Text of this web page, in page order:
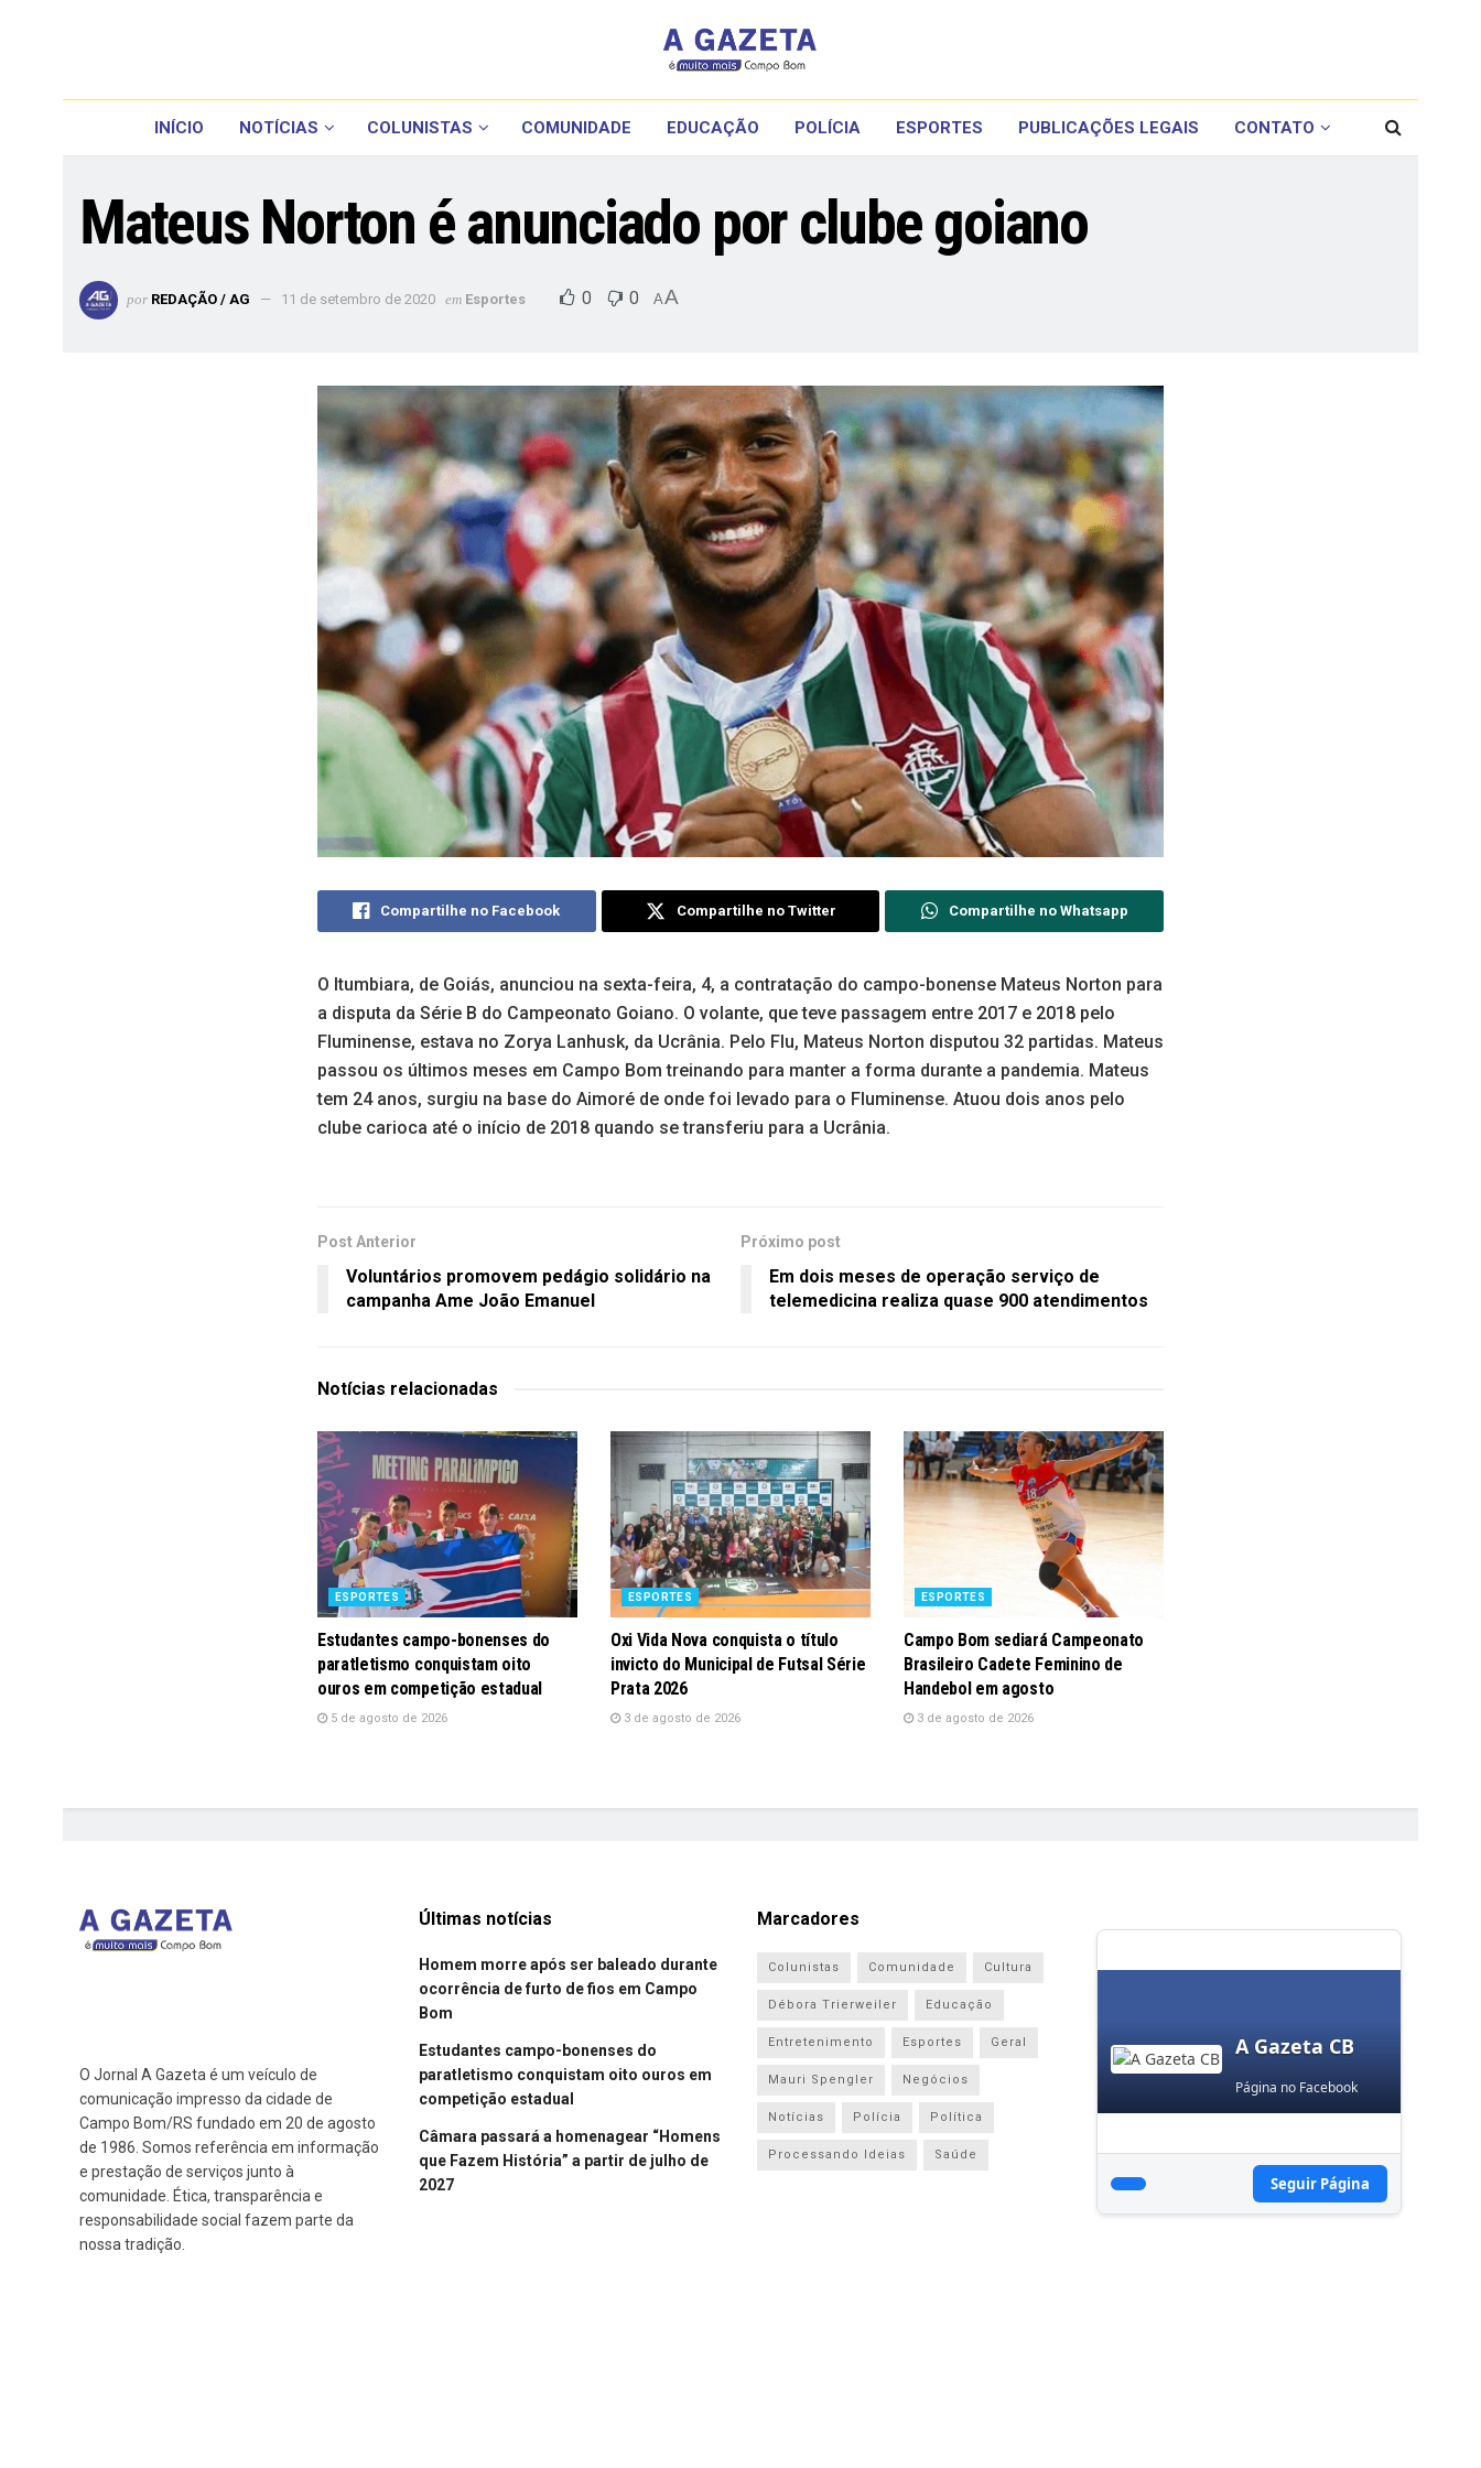
INÍCIO NOTÍCIAS COLUNISTAS COMUNIDADE EDUCAÇÃO POLÍCIA ESPORTES PUBLICAÇÕES LEGAIS CONTATO
Mateus Norton é anunciado por clube goiano
por REDAÇÃO / AG 11 de setembro de 2020 em Esportes 0 0 AA
Compartilhe no Facebook Compartilhe no Twitter Compartilhe no Whatsapp
O Itumbiara, de Goiás, anunciou na sexta-feira, 4, a contratação do campo-bonense Mateus Norton para
a disputa da Série B do Campeonato Goiano. O volante, que teve passagem entre 2017 e 2018 pelo
Fluminense, estava no Zorya Lanhusk, da Ucrânia. Pelo Flu, Mateus Norton disputou 32 partidas. Mateus
passou os últimos meses em Campo Bom treinando para manter a forma durante a pandemia. Mateus
tem 24 anos, surgiu na base do Aimoré de onde foi levado para o Fluminense. Atuou dois anos pelo
clube carioca até o início de 2018 quando se transferiu para a Ucrânia.
Post Anterior
Voluntários promovem pedágio solidário na
campanha Ame João Emanuel
Próximo post
Em dois meses de operação serviço de
telemedicina realiza quase 900 atendimentos
Notícias relacionadas
ESPORTES
Estudantes campo-bonenses do
paratletismo conquistam oito
ouros em competição estadual
5 de agosto de 2026
ESPORTES
Oxi Vida Nova conquista o título
invicto do Municipal de Futsal Série
Prata 2026
3 de agosto de 2026
ESPORTES
Campo Bom sediará Campeonato
Brasileiro Cadete Feminino de
Handebol em agosto
3 de agosto de 2026
O Jornal A Gazeta é um veículo de
comunicação impresso da cidade de
Campo Bom/RS fundado em 20 de agosto
de 1986. Somos referência em informação
e prestação de serviços junto à
comunidade. Ética, transparência e
responsabilidade social fazem parte da
nossa tradição.
Últimas notícias
Homem morre após ser baleado durante
ocorrência de furto de fios em Campo
Bom
Estudantes campo-bonenses do
paratletismo conquistam oito ouros em
competição estadual
Câmara passará a homenagear “Homens
que Fazem História” a partir de julho de
2027
Marcadores
Colunistas Comunidade Cultura
Débora Trierweiler Educação
Entretenimento Esportes Geral
Mauri Spengler Negócios
Notícias Polícia Política
Processando Ideias Saúde
A Gazeta CB
Página no Facebook
Seguir Página